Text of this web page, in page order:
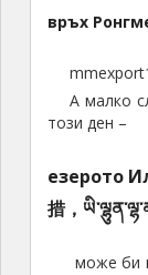
връх
А малко
този ден –
езерото
措，
може би